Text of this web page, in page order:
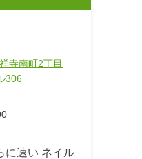
寺南町2丁目
306
に速い ネイル